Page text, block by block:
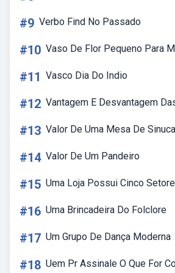
#9 Verbo Find No Passado
#10 Vaso De Flor Pequeno Para
#11 Vasco Dia Do Indio
#12 Vantagem E Desvantagem
#13 Valor De Uma Mesa De Sinuca
#14 Valor De Um Pandeiro
#15 Uma Loja Possui Cinco
#16 Uma Brincadeira Do Folclore
#17 Um Grupo De Dança Moderna
#18 Uem Pr Assinale O Que For